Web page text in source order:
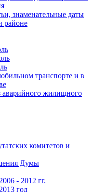
знаменательные даты
районе
транспорте и в
аварийного жилищного
комитетов и
Думы
- 2012 гг.
год